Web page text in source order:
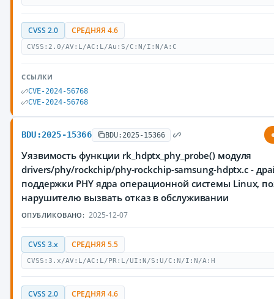
CVSS 2.0 СРЕДНЯЯ 4.6
CVSS:2.0/AV:L/AC:L/Au:S/C:N/I:N/A:C
ССЫЛКИ
CVE-2024-56768
CVE-2024-56768
BDU:2025-15366 BDU:2025-15366
Уязвимость функции rk_hdptx_phy_probe() модуля
drivers/phy/rockchip/phy-rockchip-samsung-hdptx.c -
поддержки PHY ядра операционной системы Linux,
нарушителю вызвать отказ в обслуживании
ОПУБЛИКОВАНО: 2025-12-07
CVSS 3.x СРЕДНЯЯ 5.5
CVSS:3.x/AV:L/AC:L/PR:L/UI:N/S:U/C:N/I:N/A:H
CVSS 2.0 СРЕДНЯЯ 4.6